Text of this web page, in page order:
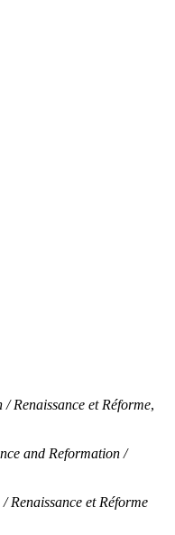
Renaissance et Réforme,
and Reformation /
Renaissance et Réforme